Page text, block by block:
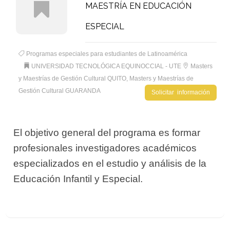
MAESTRÍA EN EDUCACIÓN
ESPECIAL
Programas especiales para estudiantes de Latinoamérica
UNIVERSIDAD TECNOLÓGICA EQUINOCCIAL - UTE
Masters
y Maestrías de Gestión Cultural QUITO, Masters y Maestrías de
Gestión Cultural GUARANDA
Solicitar información
El objetivo general del programa es formar
profesionales investigadores académicos
especializados en el estudio y análisis de la
Educación Infantil y Especial.